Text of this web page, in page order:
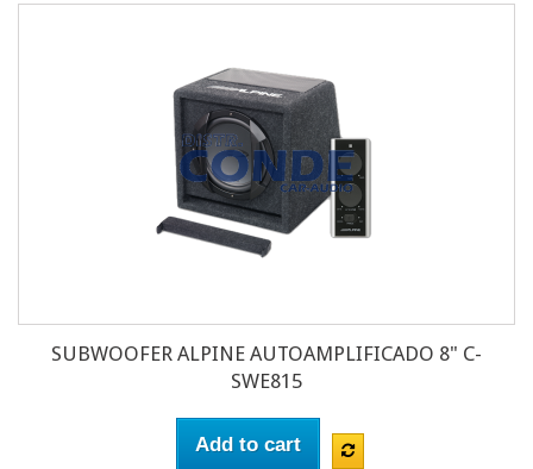
SUBWOOFER ALPINE AUTOAMPLIFICADO 8" C-
SWE815
Add to cart